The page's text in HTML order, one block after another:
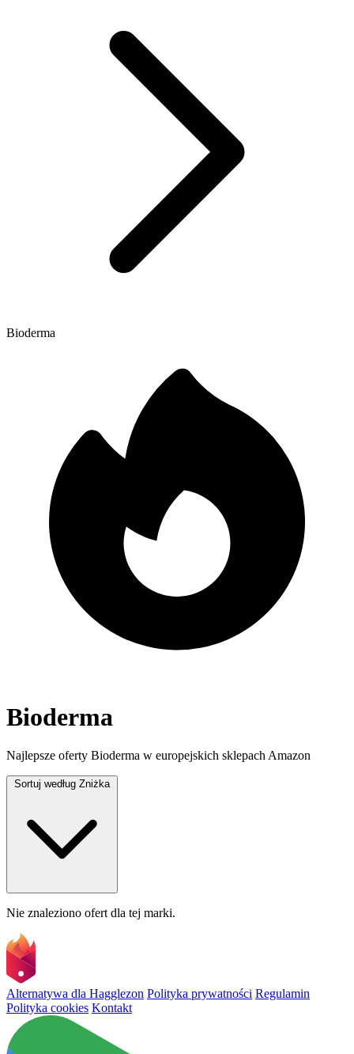
Bioderma
Bioderma
Najlepsze oferty Bioderma w europejskich sklepach Amazon
Sortuj według Zniżka
Nie znaleziono ofert dla tej marki.
Alternatywa dla Hagglezon Polityka prywatności Regulamin
Polityka cookies Kontakt